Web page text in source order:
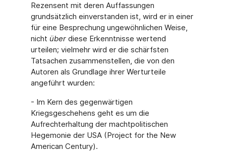
Rezensent mit deren Auffassungen
grundsätzlich einverstanden ist, wird er in einer
für eine Besprechung ungewöhnlichen Weise,
nicht überdiese Erkenntnisse wertend
urteilen; vielmehr wird er die schärfsten
Tatsachen zusammenstellen, die von den
Autoren als Grundlage ihrer Werturteile
angeführt wurden:
- Im Kern des gegenwärtigen
Kriegsgeschehens geht es um die
Aufrechterhaltung der machtpolitischen
Hegemonie der USA (Project for the New
American Century).